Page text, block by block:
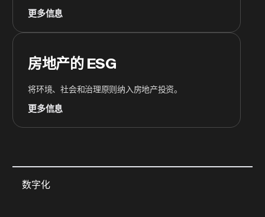
数字化
更多信息
房地产的 ESG
将环境、社会和治理原则纳入房地产投资。
更多信息